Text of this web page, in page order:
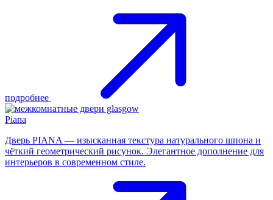
подробнее
Piana
Дверь PIANA — изысканная текстура натурального шпона и
чёткий геометрический рисунок. Элегантное дополнение для
интерьеров в современном стиле.